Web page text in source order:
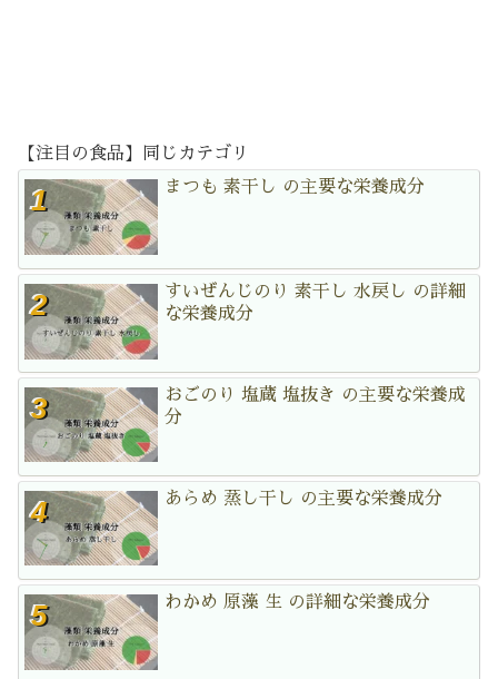
【注目の食品】同じカテゴリ
まつも 素干し の主要な栄養成分
すいぜんじのり 素干し 水戻し の詳細
な栄養成分
おごのり 塩蔵 塩抜き の主要な栄養成
分
あらめ 蒸し干し の主要な栄養成分
わかめ 原藻 生 の詳細な栄養成分